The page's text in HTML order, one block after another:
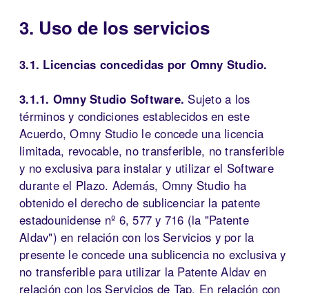
3. Uso de los servicios
3.1. Licencias concedidas por Omny Studio.
3.1.1. Omny Studio Software. Sujeto a los
términos y condiciones establecidos en este
Acuerdo, Omny Studio le concede una licencia
limitada, revocable, no transferible, no transferible
y no exclusiva para instalar y utilizar el Software
durante el Plazo. Además, Omny Studio ha
obtenido el derecho de sublicenciar la patente
estadounidense nº 6, 577 y 716 (la "Patente
Aldav") en relación con los Servicios y por la
presente le concede una sublicencia no exclusiva y
no transferible para utilizar la Patente Aldav en
relación con los Servicios de Tap. En relación con